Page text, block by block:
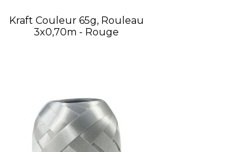
Kraft Couleur 65g, Rouleau
3x0,70m - Rouge